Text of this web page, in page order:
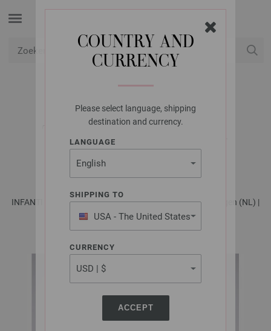
COUNTRY AND
CURRENCY
Please select language, shipping
destination and currency.
LANGUAGE
SHIPPING TO
USA - The United States
of America
CURRENCY
ACCEPT
LANA GROSSA
TUNIEK ALTA MODA
COTOLANA
INFANTI EDITION No. 4 - Tijdschrift (DE) + Breibeschrijvingen (NL) |
Model 13